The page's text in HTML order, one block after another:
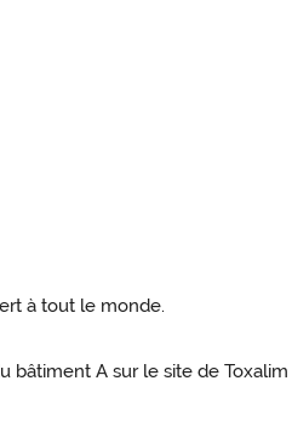
à tout le monde.
A sur le site de Toxalim